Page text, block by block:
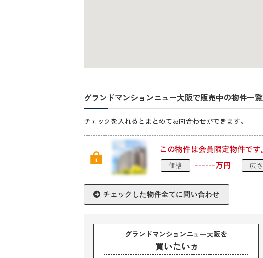
グランドマンションニュー大阪で販売中の物件一覧
チェックを入れるとまとめてお問合わせができます。
グランドマンションニュー大阪を
買いたい方